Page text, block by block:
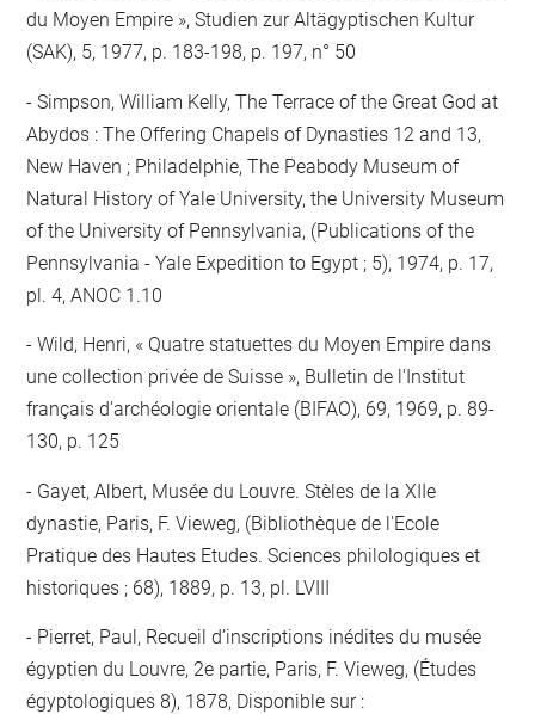
du Moyen Empire », Studien zur Altägyptischen Kultur
(SAK), 5, 1977, p. 183-198, p. 197, n° 50
Simpson, William Kelly, The Terrace of the Great God at
Abydos : The Offering Chapels of Dynasties 12 and 13,
New Haven ; Philadelphie, The Peabody Museum of
Natural History of Yale University, the University Museum
of the University of Pennsylvania, (Publications of the
Pennsylvania - Yale Expedition to Egypt ; 5), 1974, p. 17,
pl. 4, ANOC 1.10
Wild, Henri, « Quatre statuettes du Moyen Empire dans
une collection privée de Suisse », Bulletin de l'Institut
français d'archéologie orientale (BIFAO), 69, 1969, p. 89-
130, p. 125
Gayet, Albert, Musée du Louvre. Stèles de la XIIe
dynastie, Paris, F. Vieweg, (Bibliothèque de l'Ecole
Pratique des Hautes Etudes. Sciences philologiques et
historiques ; 68), 1889, p. 13, pl. LVIII
Pierret, Paul, Recueil d’inscriptions inédites du musée
égyptien du Louvre, 2e partie, Paris, F. Vieweg, (Études
égyptologiques 8), 1878, Disponible sur :